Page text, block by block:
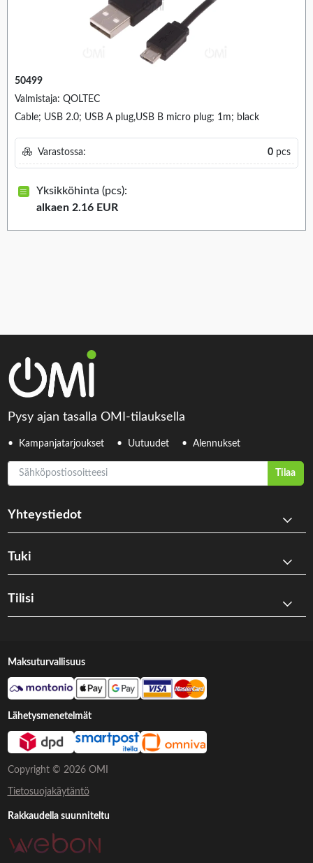
50499
Valmistaja: QOLTEC
Cable; USB 2.0; USB A plug,USB B micro plug; 1m; black
Varastossa: 0 pcs
Yksikköhinta (pcs):
alkaen 2.16 EUR
Pysy ajan tasalla OMI-tilauksella
Kampanjatarjoukset Uutuudet Alennukset
Sähköpostiosoitteesi
Tilaa
Yhteystiedot
Tuki
Tilisi
Copyright © 2026 OMI
Tietosuojakäytäntö
Maksuturvallisuus
Lähetysmenetelmät
Rakkaudella suunniteltu